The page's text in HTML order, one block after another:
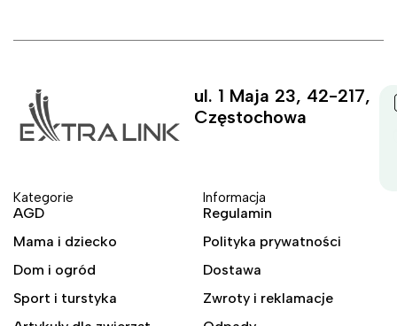
ul. 1 Maja 23, 42-217,
Częstochowa
Kategorie
AGD
Mama i dziecko
Dom i ogród
Sport i turstyka
Informacja
Regulamin
Polityka prywatności
Dostawa
Zwroty i reklamacje